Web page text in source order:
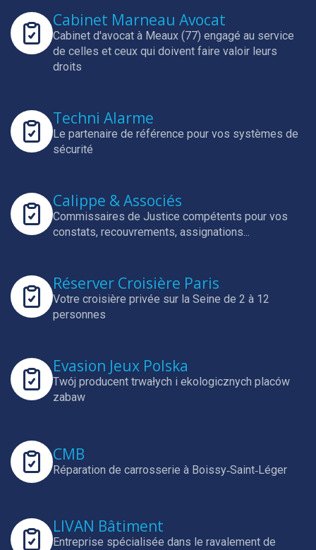
Cabinet Marneau Avocat
Cabinet d'avocat à Meaux (77) engagé au service
de celles et ceux qui doivent faire valoir leurs
droits
Techni Alarme
Le partenaire de référence pour vos systèmes de
sécurité
Calippe & Associés
Commissaires de Justice compétents pour vos
constats, recouvrements, assignations...
Réserver Croisière Paris
Votre croisière privée sur la Seine de 2 à 12
personnes
Evasion Jeux Polska
Twój producent trwałych i ekologicznych placów
zabaw
CMB
Réparation de carrosserie à Boissy‑Saint‑Léger
LIVAN Bâtiment
Entreprise spécialisée dans le ravalement de